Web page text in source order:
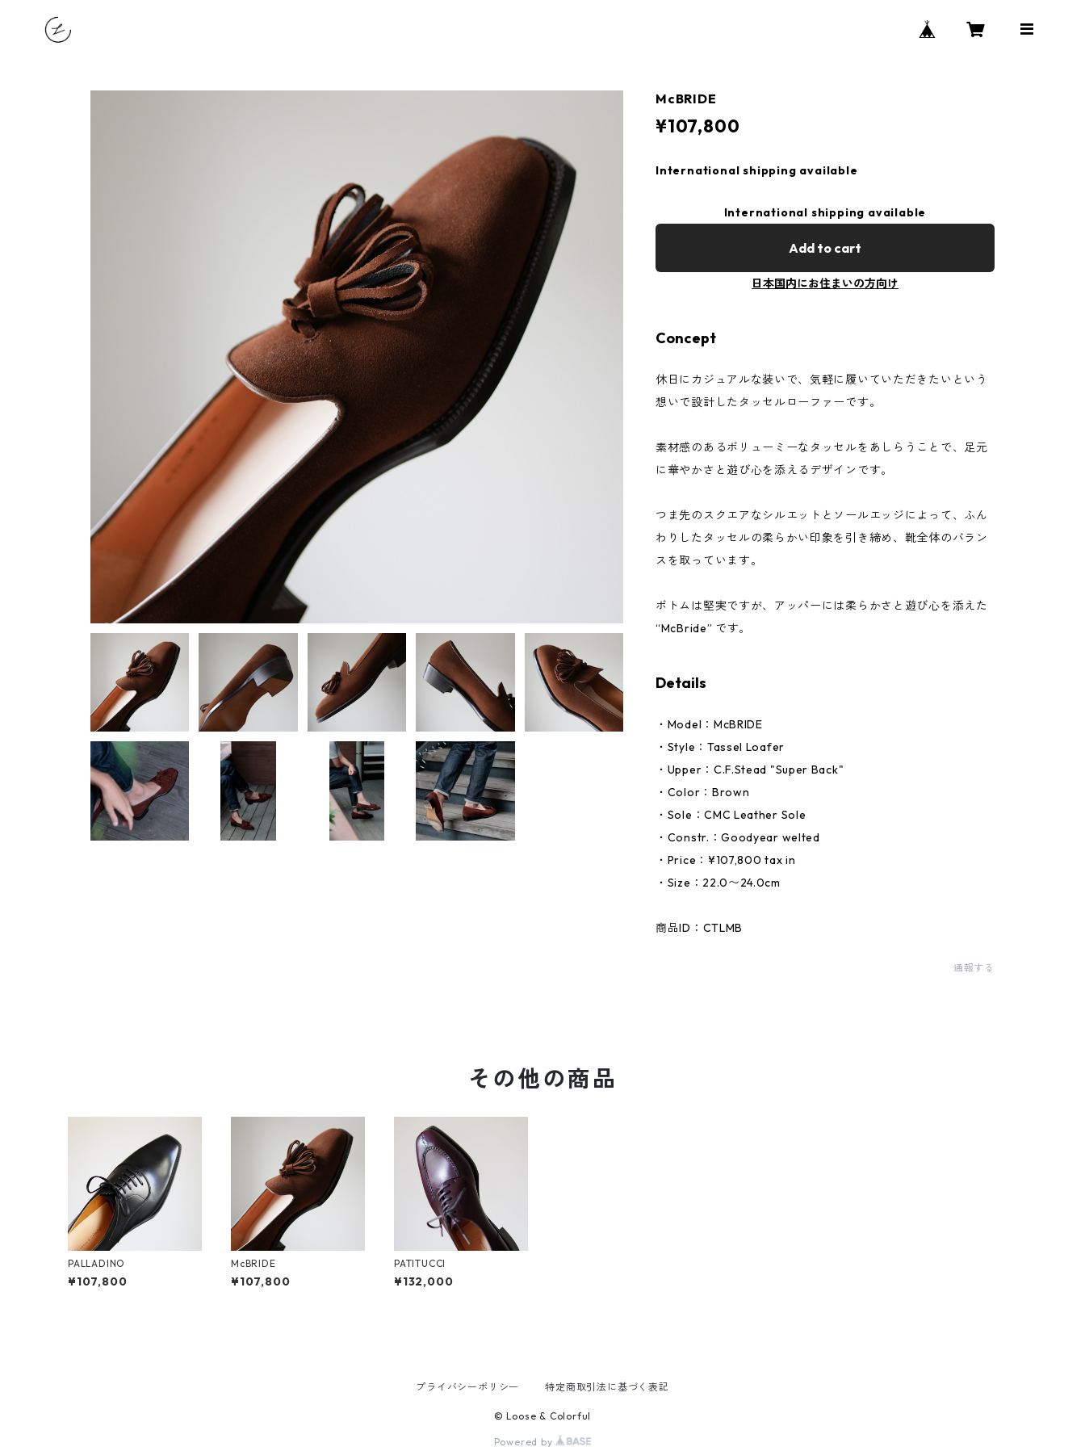
McBRIDE
¥107,800
International shipping available
International shipping available
Add to cart
日本国内にお住まいの方向け
Concept
休日にカジュアルな装いで、気軽に履いていただきたいという
想いで設計したタッセルローファーです。
素材感のあるボリューミーなタッセルをあしらうことで、足元
に華やかさと遊び心を添えるデザインです。
つま先のスクエアなシルエットとソールエッジによって、ふん
わりしたタッセルの柔らかい印象を引き締め、靴全体のバラン
スを取っています。
ボトムは堅実ですが、アッパーには柔らかさと遊び心を添えた
“McBride” です。
Details
・Model：McBRIDE
・Style：Tassel Loafer
・Upper：C.F.Stead "Super Back"
・Color：Brown
・Sole：CMC Leather Sole
・Constr.：Goodyear welted
・Price：¥107,800 tax in
・Size：22.0〜24.0cm
商品ID：CTLMB
通報する
その他の商品
PALLADINO
¥107,800
McBRIDE
¥107,800
PATITUCCI
¥132,000
プライバシーポリシー 特定商取引法に基づく表記
© Loose & Colorful
Powered by